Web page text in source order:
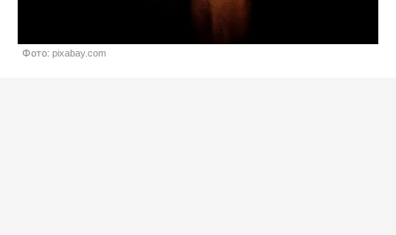
Фото: pixabay.com